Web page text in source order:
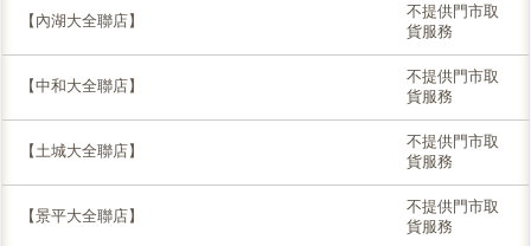
【內湖大全聯店】
不提供門市取
貨服務
【中和大全聯店】
不提供門市取
貨服務
【土城大全聯店】
不提供門市取
貨服務
【景平大全聯店】
不提供門市取
貨服務